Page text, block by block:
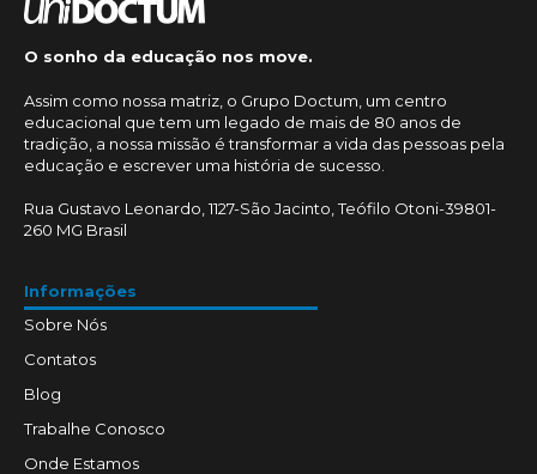
O sonho da educação nos move.
Assim como nossa matriz, o Grupo Doctum, um centro
educacional que tem um legado de mais de 80 anos de
tradição, a nossa missão é transformar a vida das pessoas pela
educação e escrever uma história de sucesso.
Rua Gustavo Leonardo, 1127-São Jacinto, Teófilo Otoni-39801-
260 MG Brasil
Informações
Sobre Nós
Contatos
Blog
Trabalhe Conosco
Onde Estamos